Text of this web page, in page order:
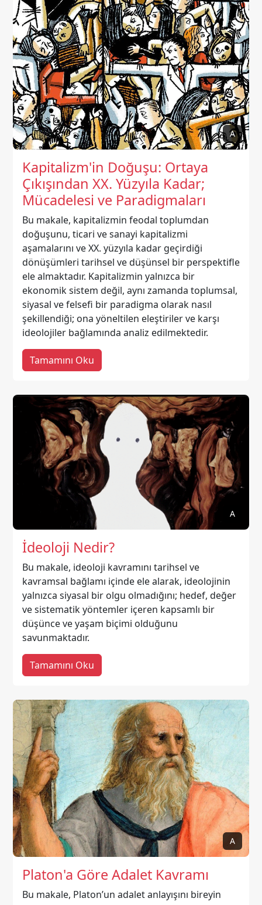
A
Kapitalizm'in Doğuşu: Ortaya
Çıkışından XX. Yüzyıla Kadar;
Mücadelesi ve Paradigmaları
Bu makale, kapitalizmin feodal toplumdan
doğuşunu, ticari ve sanayi kapitalizmi
aşamalarını ve XX. yüzyıla kadar geçirdiği
dönüşümleri tarihsel ve düşünsel bir perspektifle
ele almaktadır. Kapitalizmin yalnızca bir
ekonomik sistem değil, aynı zamanda toplumsal,
siyasal ve felsefi bir paradigma olarak nasıl
şekillendiği; ona yöneltilen eleştiriler ve karşı
ideolojiler bağlamında analiz edilmektedir.
Tamamını Oku
A
İdeoloji Nedir?
Bu makale, ideoloji kavramını tarihsel ve
kavramsal bağlamı içinde ele alarak, ideolojinin
yalnızca siyasal bir olgu olmadığını; hedef, değer
ve sistematik yöntemler içeren kapsamlı bir
düşünce ve yaşam biçimi olduğunu
savunmaktadır.
Tamamını Oku
A
Platon'a Göre Adalet Kavramı
Bu makale, Platon’un adalet anlayışını bireyin